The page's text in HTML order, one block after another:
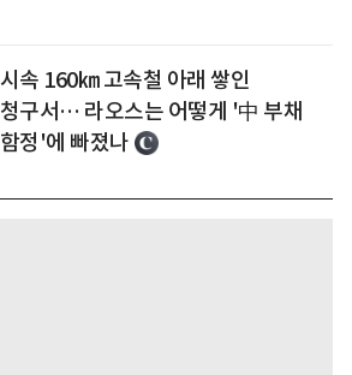
시속 160㎞ 고속철 아래 쌓인
청구서… 라오스는 어떻게 '中 부채
함정'에 빠졌나